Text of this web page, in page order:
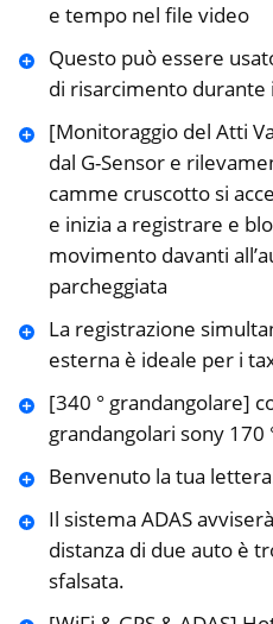
e tempo nel file video
Questo può essere
di risarcimento
[Monitoraggio del Atti
dal G-Sensor e
camme cruscotto si
e inizia a registrare e
movimento davanti
parcheggiata
La registrazione
esterna è ideale per i
[340 ° grandangolare]
grandangolari sony 170
Benvenuto la tua
Il sistema ADAS
distanza di due auto è
sfalsata.